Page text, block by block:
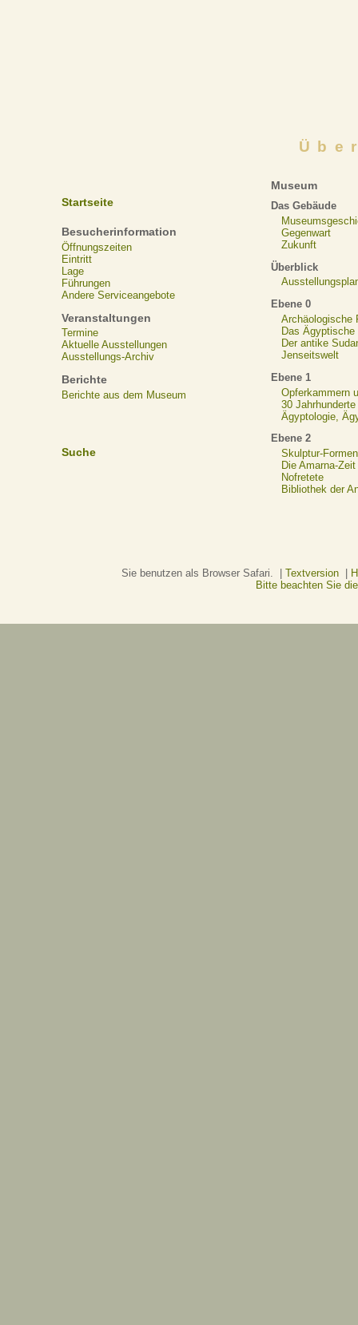
Startseite
Besucherinformation
Öffnungszeiten
Eintritt
Lage
Führungen
Andere Serviceangebote
Veranstaltungen
Termine
Aktuelle Ausstellungen
Ausstellungs-Archiv
Berichte
Berichte aus dem Museum
Suche
Museum
Das Gebäude
Gegenwart
Zukunft
Überblick
Ebene 0
Archäologische
Das Ägyptische
Der antike
Jenseitswelt
Ebene 1
Opferkammern
30
Ägyptologie,
Ebene 2
Skulptur-Formen
Die Amarna-Zeit
Nofretete
Bibliothek der
Sie benutzen als Browser Safari. | Textversion|
Bitte beachten Sie